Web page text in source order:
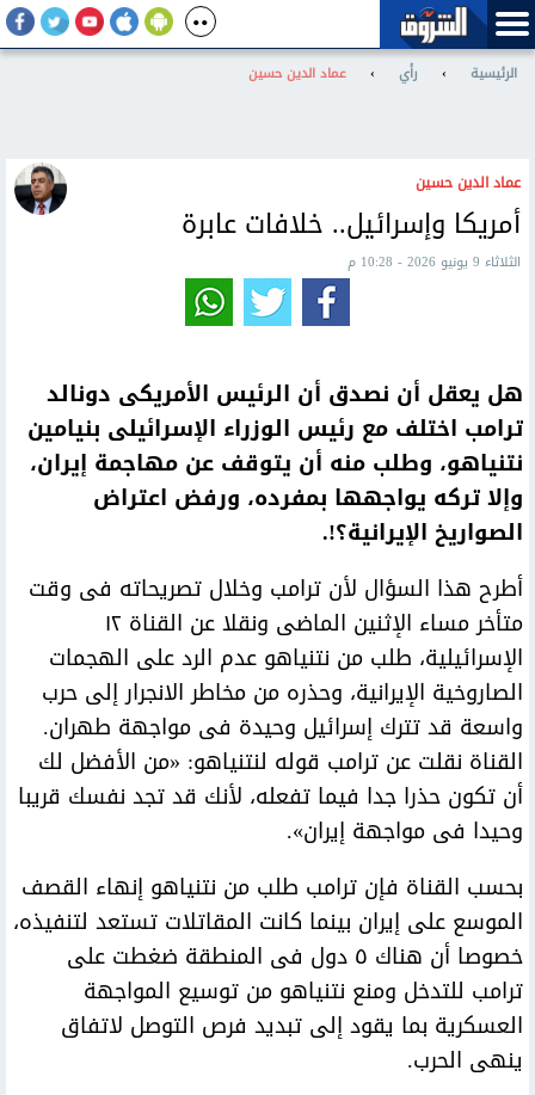
الرئيسية › رأي › عماد الدين حسين
عماد الدين حسين
أمريكا وإسرائيل.. خلافات عابرة
الثلاثاء 9 يونيو 2026 - 10:28 م
هل يعقل أن نصدق أن الرئيس الأمريكى دونالد
ترامب اختلف مع رئيس الوزراء الإسرائيلى بنيامين
نتنياهو، وطلب منه أن يتوقف عن مهاجمة إيران،
وإلا تركه يواجهها بمفرده، ورفض اعتراض
الصواريخ الإيرانية؟!.
أطرح هذا السؤال لأن ترامب وخلال تصريحاته فى وقت
متأخر مساء الإثنين الماضى ونقلا عن القناة ١٢
الإسرائيلية، طلب من نتنياهو عدم الرد على الهجمات
الصاروخية الإيرانية، وحذره من مخاطر الانجرار إلى حرب
واسعة قد تترك إسرائيل وحيدة فى مواجهة طهران.
القناة نقلت عن ترامب قوله لنتنياهو: «من الأفضل لك
أن تكون حذرا جدا فيما تفعله، لأنك قد تجد نفسك قريبا
وحيدا فى مواجهة إيران».
بحسب القناة فإن ترامب طلب من نتنياهو إنهاء القصف
الموسع على إيران بينما كانت المقاتلات تستعد لتنفيذه،
خصوصا أن هناك ٥ دول فى المنطقة ضغطت على
ترامب للتدخل ومنع نتنياهو من توسيع المواجهة
العسكرية بما يقود إلى تبديد فرص التوصل لاتفاق
ينهى الحرب.